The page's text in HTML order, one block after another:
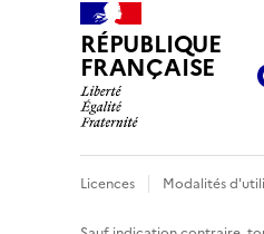
RÉPUBLIQUE
FRANÇAISE
Licences Modalités